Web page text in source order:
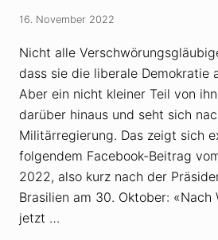
16. November 2022
Nicht alle
dass sie die liberale Demokratie
Aber ein nicht kleiner Teil von
darüber hinaus und seht sich
Militärregierung. Das zeigt sich
folgendem Facebook-Beitrag
2022, also kurz nach der
Brasilien am 30. Oktober:
jetzt …